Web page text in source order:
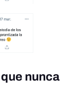
nunca